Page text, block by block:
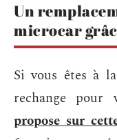
Un
microcar
Si vous êtes à
rechange
propose sur